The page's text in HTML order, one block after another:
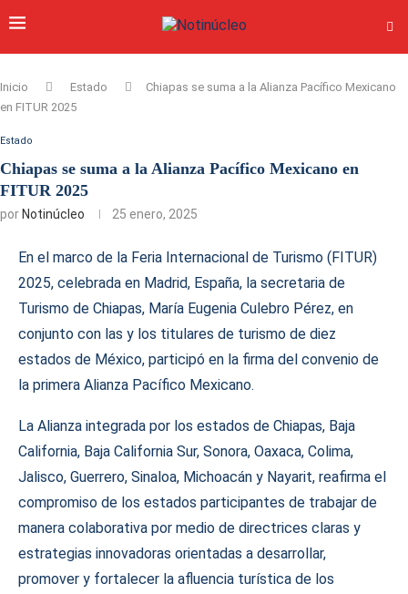
Inicio Estado
Chiapas se suma a la Alianza Pacífico Mexicano
en FITUR 2025
Estado
Chiapas se suma a la Alianza Pacífico Mexicano en
FITUR 2025
por Notinúcleo 25 enero, 2025
En el marco de la Feria Internacional de Turismo (FITUR)
2025, celebrada en Madrid, España, la secretaria de
Turismo de Chiapas, María Eugenia Culebro Pérez, en
conjunto con las y los titulares de turismo de diez
estados de México, participó en la firma del convenio de
la primera Alianza Pacífico Mexicano.
La Alianza integrada por los estados de Chiapas, Baja
California, Baja California Sur, Sonora, Oaxaca, Colima,
Jalisco, Guerrero, Sinaloa, Michoacán y Nayarit, reafirma el
compromiso de los estados participantes de trabajar de
manera colaborativa por medio de directrices claras y
estrategias innovadoras orientadas a desarrollar,
promover y fortalecer la afluencia turística de los